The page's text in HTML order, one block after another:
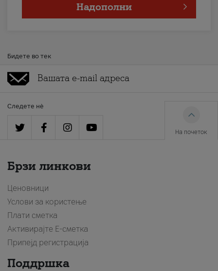
Надополни
Бидете во тек
Следете нè
На почеток
Брзи линкови
Ценовници
Услови за користење
Плати сметка
Активирајте Е-сметка
Припејд регистрација
Поддршка